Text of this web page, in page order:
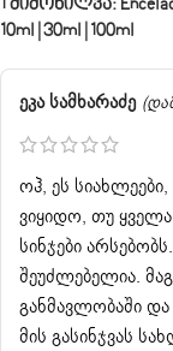
1 Მიმოხილვა:
10ml | 30ml | 100ml
ეკა სამხარაძე
ოჰ, ეს
ვიყიდო, თუ
სინჯები
შეუძლებელია.
განმავლობაში
მის გასინჯვას